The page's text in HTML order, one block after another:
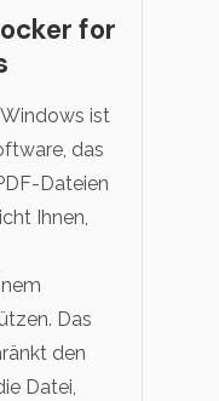
for
ist
das
Dateien
Ihnen,
Das
den
Datei,